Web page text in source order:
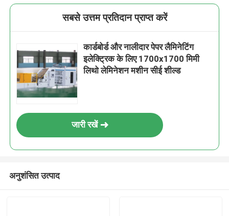
सबसे उत्तम प्रतिदान प्राप्त करें
कार्डबोर्ड और नालीदार पेपर लैमिनेटिंग
इलेक्ट्रिक के लिए 1700x1700 मिमी
लिथो लेमिनेशन मशीन सीई शील्ड
जारी रखें
अनुशंसित उत्पाद